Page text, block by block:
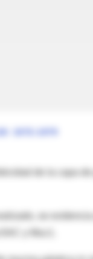
1072-1079
de la capa